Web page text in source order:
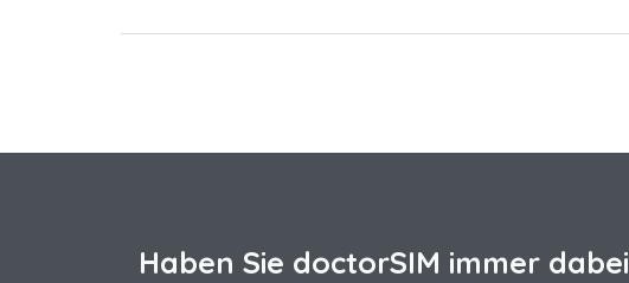
Haben Sie doctorSIM immer dabei